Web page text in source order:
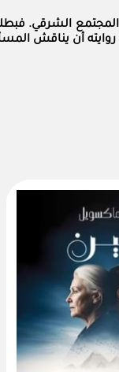
الشرقي.
أن يناقش